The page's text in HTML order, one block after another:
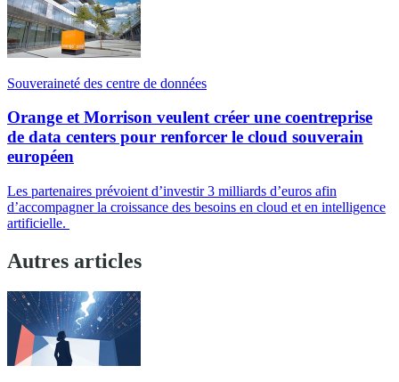
Souveraineté des centre de données
Orange et Morrison veulent créer une coentreprise
de data centers pour renforcer le cloud souverain
européen
Les partenaires prévoient d’investir 3 milliards d’euros afin
d’accompagner la croissance des besoins en cloud et en intelligence
artificielle.
Autres articles